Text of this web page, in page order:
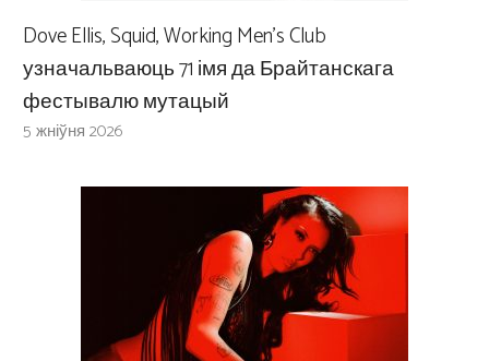
Dove Ellis, Squid, Working Men’s Club
узначальваюць 71 імя да Брайтанскага
фестывалю мутацый
5 жніўня 2026